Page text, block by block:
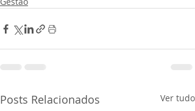
Posts Relacionados Ver tudo